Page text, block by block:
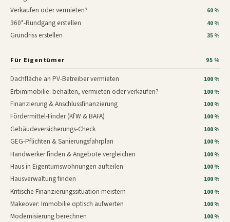
Verkaufen oder vermieten? 60 %
360°-Rundgang erstellen 40 %
Grundriss erstellen 35 %
Für Eigentümer 95 %
Dachfläche an PV-Betreiber vermieten 100 %
Erbimmobilie: behalten, vermieten oder verkaufen? 100 %
Finanzierung & Anschlussfinanzierung 100 %
Fördermittel-Finder (KfW & BAFA) 100 %
Gebäudeversicherungs-Check 100 %
GEG-Pflichten & Sanierungsfahrplan 100 %
Handwerker finden & Angebote vergleichen 100 %
Haus in Eigentumswohnungen aufteilen 100 %
Hausverwaltung finden 100 %
Kritische Finanzierungssituation meistern 100 %
Makeover: Immobilie optisch aufwerten 100 %
Modernisierung berechnen 100 %